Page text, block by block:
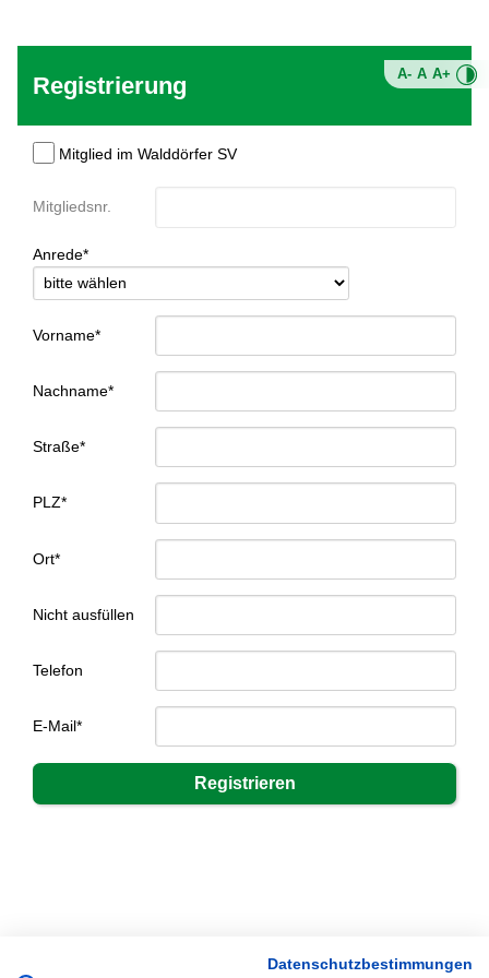
A- A A+
Registrierung
Mitglied im Walddörfer SV
Mitgliedsnr.
Anrede*
Vorname*
Nachname*
Straße*
PLZ*
Ort*
Nicht ausfüllen
Telefon
E-Mail*
Datenschutzbestimmungen